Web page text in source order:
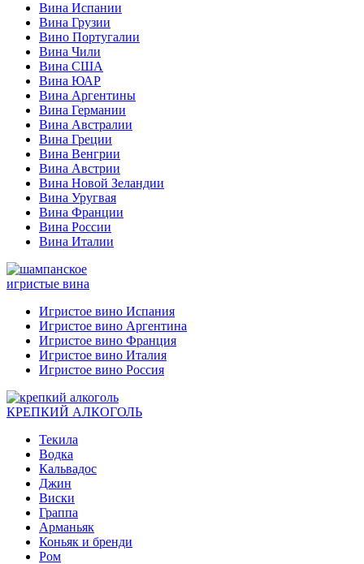
Вина Испании
Вина Грузии
Вино Португалии
Вина Чили
Вина США
Вина ЮАР
Вина Аргентины
Вина Германии
Вина Австралии
Вина Греции
Вина Венгрии
Вина Австрии
Вина Новой Зеландии
Вина Уругвая
Вина Франции
Вина России
Вина Италии
игристые вина
Игристое вино Испания
Игристое вино Аргентина
Игристое вино Франция
Игристое вино Италия
Игристое вино Россия
КРЕПКИЙ АЛКОГОЛЬ
Текила
Водка
Кальвадос
Джин
Виски
Граппа
Арманьяк
Коньяк и бренди
Ром